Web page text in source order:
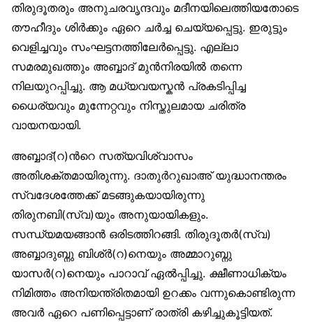
തിരുദൂതരും അനുചരവൃന്ദവും മദീനയിലെത്തിയതോടെ
തൗഹീദും ശിര്‍ക്കും ഏറെ ചര്‍ച്ച ചെയ്യപ്പെട്ടു. ഇരുട്ടും
വെളിച്ചവും സംഘട്ടനത്തിലേര്‍പ്പെട്ടു. എല്ലാ
സമരമുഖത്തും അബ്ബാദ് മുന്‍നിരയില്‍ തന്നെ
നിലയുറപ്പിച്ചു. ആ മധ്യവയസ്കന്‍ പ്രകടിപ്പിച്ച
ധൈര്യവും മുന്നേറ്റവും നിസ്തുലമായ ചരിത്ര
വായനയായി.
അബ്ബാദ്(റ)ന്‍റെ സത്യവിശ്വാസം
അതിശക്തമായിരുന്നു. ദാതുര്‍റുഖാഅ് യുദ്ധാനന്തരം
സ്വദേശത്തേക്ക് മടങ്ങുകയായിരുന്നു
തിരുനബി(സ്വ)യും അനുയായികളും.
സന്ധ്യമയങ്ങാന്‍ ഒരിടത്തിറങ്ങി. തിരുദൂതര്‍(സ്വ)
അബ്ബാദുബ്നു ബിശ്ര്‍(റ)നെയും അമ്മാറുബ്നു
യാസര്‍(റ)നെയും പാറാവ് ഏല്‍പ്പിച്ചു. ക്ഷീണാധിക്യം
നിമിത്തം അനിയന്ത്രിതമായി ഉറക്കം വന്നുകൊണ്ടിരുന്ന
അവര്‍ ഏറെ പണിപ്പെട്ടാണ് രാത്രി കഴിച്ചുകൂട്ടിയത്.